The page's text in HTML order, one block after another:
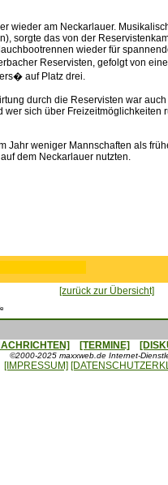
wieder am Neckarlauer.
sorgte das von der
wieder für
Reservisten, gefolgt von
auf Platz drei.
durch die Reservisten war
wer sich über
Jahr weniger Mannschaften als
dem Neckarlauer nutzten.
[zurück zur Übersicht]
[TERMINE]
©2000-2025 maxxweb.de Internet-
[IMPRESSUM]